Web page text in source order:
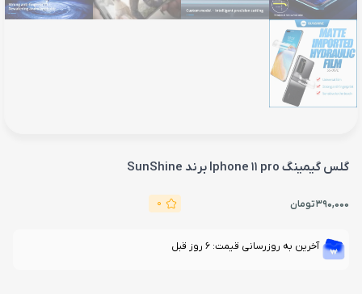
گلس گیمینگ Iphone 11 pro برند SunShine
390,000تومان 0
آخرین به روزرسانی قیمت: 6 روز قبل